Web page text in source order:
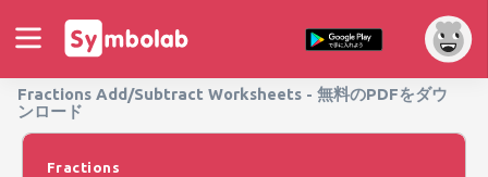
Fractions Add/Subtract Worksheets - 無料のPDFをダウ
ンロード
Fractions